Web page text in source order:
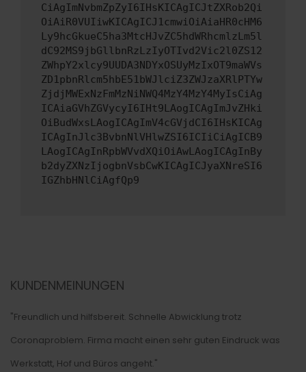
CiAgImNvbmZpZyI6IHsKICAgICJtZXRob2Qi
OiAiR0VUIiwKICAgICJ1cmwiOiAiaHR0cHM6
Ly9hcGkueC5ha3MtcHJvZC5hdWRhcmlzLm5l
dC92MS9jbGllbnRzLzIyOTIvd2Vic2l0ZS12
ZWhpY2xlcy9UUDA3NDYxOSUyMzIxOT9maWVs
ZD1pbnRlcm5hbE51bWJlciZ3ZWJzaXRlPTYw
ZjdjMWExNzFmMzNiNWQ4MzY4MzY4MyIsCiAg
ICAiaGVhZGVycyI6IHt9LAogICAgImJvZHki
OiBudWxsLAogICAgImV4cGVjdCI6IHsKICAg
ICAgInJlc3BvbnNlVHlwZSI6ICIiCiAgICB9
LAogICAgInRpbWVvdXQiOiAwLAogICAgInBy
b2dyZXNzIjogbnVsbCwKICAgICJyaXNreSI6
IGZhbHNlCiAgfQp9
KUNDENMEINUNGEN
"Freundlich und hilfsbereit. Schnelle Abwicklung trotz
Coronaproblem. Firma macht einen sehr guten Eindruck was
Werkstatt, Hof und Büros angeht."